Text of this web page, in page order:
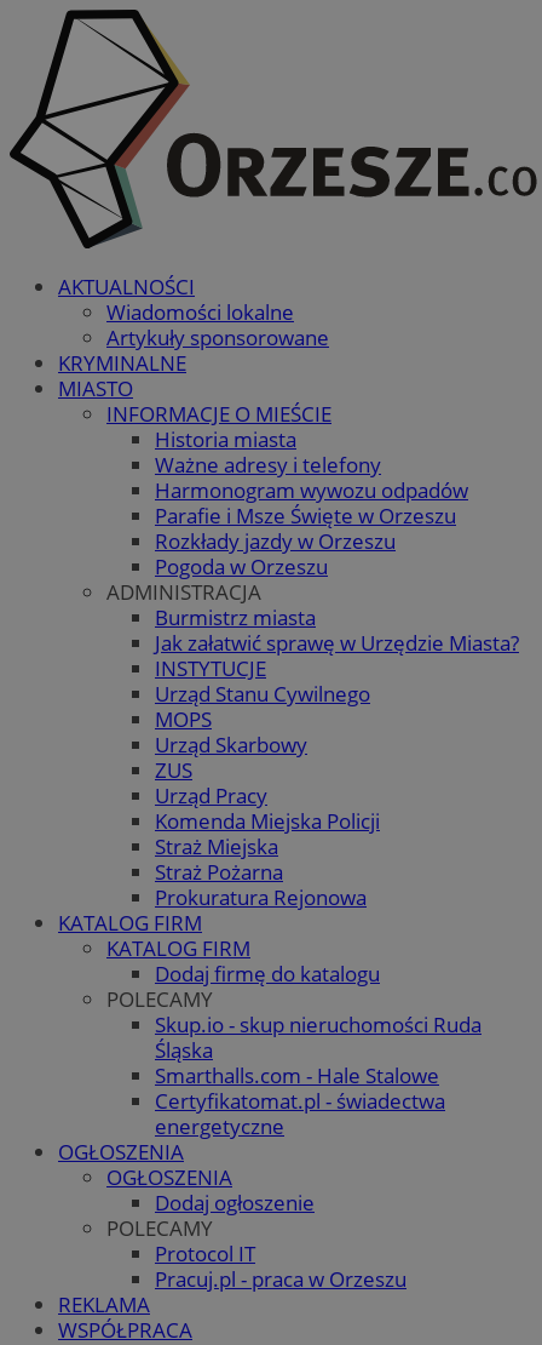
AKTUALNOŚCI
Wiadomości lokalne
Artykuły sponsorowane
KRYMINALNE
MIASTO
INFORMACJE O MIEŚCIE
Historia miasta
Ważne adresy i telefony
Harmonogram wywozu odpadów
Parafie i Msze Święte w Orzeszu
Rozkłady jazdy w Orzeszu
Pogoda w Orzeszu
ADMINISTRACJA
Burmistrz miasta
Jak załatwić sprawę w Urzędzie Miasta?
INSTYTUCJE
Urząd Stanu Cywilnego
MOPS
Urząd Skarbowy
ZUS
Urząd Pracy
Komenda Miejska Policji
Straż Miejska
Straż Pożarna
Prokuratura Rejonowa
KATALOG FIRM
KATALOG FIRM
Dodaj firmę do katalogu
POLECAMY
Skup.io - skup nieruchomości Ruda
Śląska
Smarthalls.com - Hale Stalowe
Certyfikatomat.pl - świadectwa
energetyczne
OGŁOSZENIA
OGŁOSZENIA
Dodaj ogłoszenie
POLECAMY
Protocol IT
Pracuj.pl - praca w Orzeszu
REKLAMA
WSPÓŁPRACA